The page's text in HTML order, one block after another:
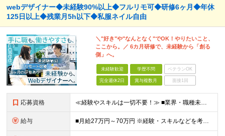
webデザイナー◆未経験90%以上◆フルリモ可◆研修6ヶ月◆年休
125日以上◆残業月5h以下◆私服ネイル自由
＼"好き"や"なんとなく"でOK！やりたいこと、
ここから。／ 6カ月研修で、未経験から「創る
側」へ。
未経験歓迎 学歴不問 ベテランOK
完全週休2日 賞与複数月 面接1回
応募資格 ≪経験やスキルは一切不要！≫ ■業界・職種未経験OK ■第二新卒歓迎 ■学歴不問 ■35歳以下の方（※若年層の長期キャリア形成を図るため） ＼こんな方は、Nexilにぴったりです／ □「やりたいこと
給与 ■月給27万円～70万円 ※経験・スキルなどを考慮して決定します。 ※上記金額には固定残業代（月15時間相当分／26,300円～73,500円）を含みます。 超過分は別途支給します。 ★最大200万